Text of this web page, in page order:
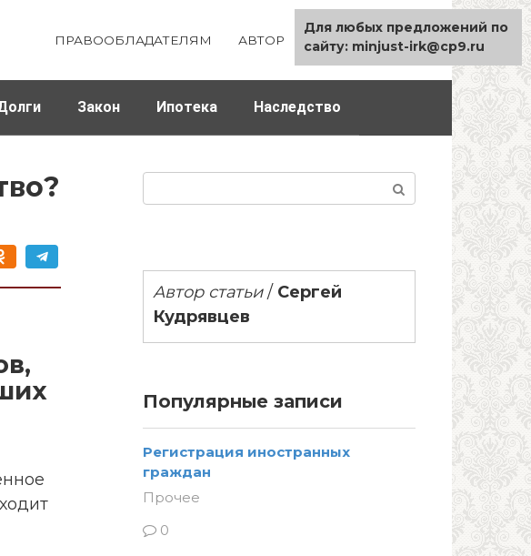
ПРАВООБЛАДАТЕЛЯМ АВТОР КАРТА САЙТА
Закон Ипотека Наследство
Автор статьи/ Сергей
Кудрявцев
Популярные записи
Регистрация иностранных
граждан
Прочее
0
Для любых предложений по
сайту: minjust-irk@cp9.ru